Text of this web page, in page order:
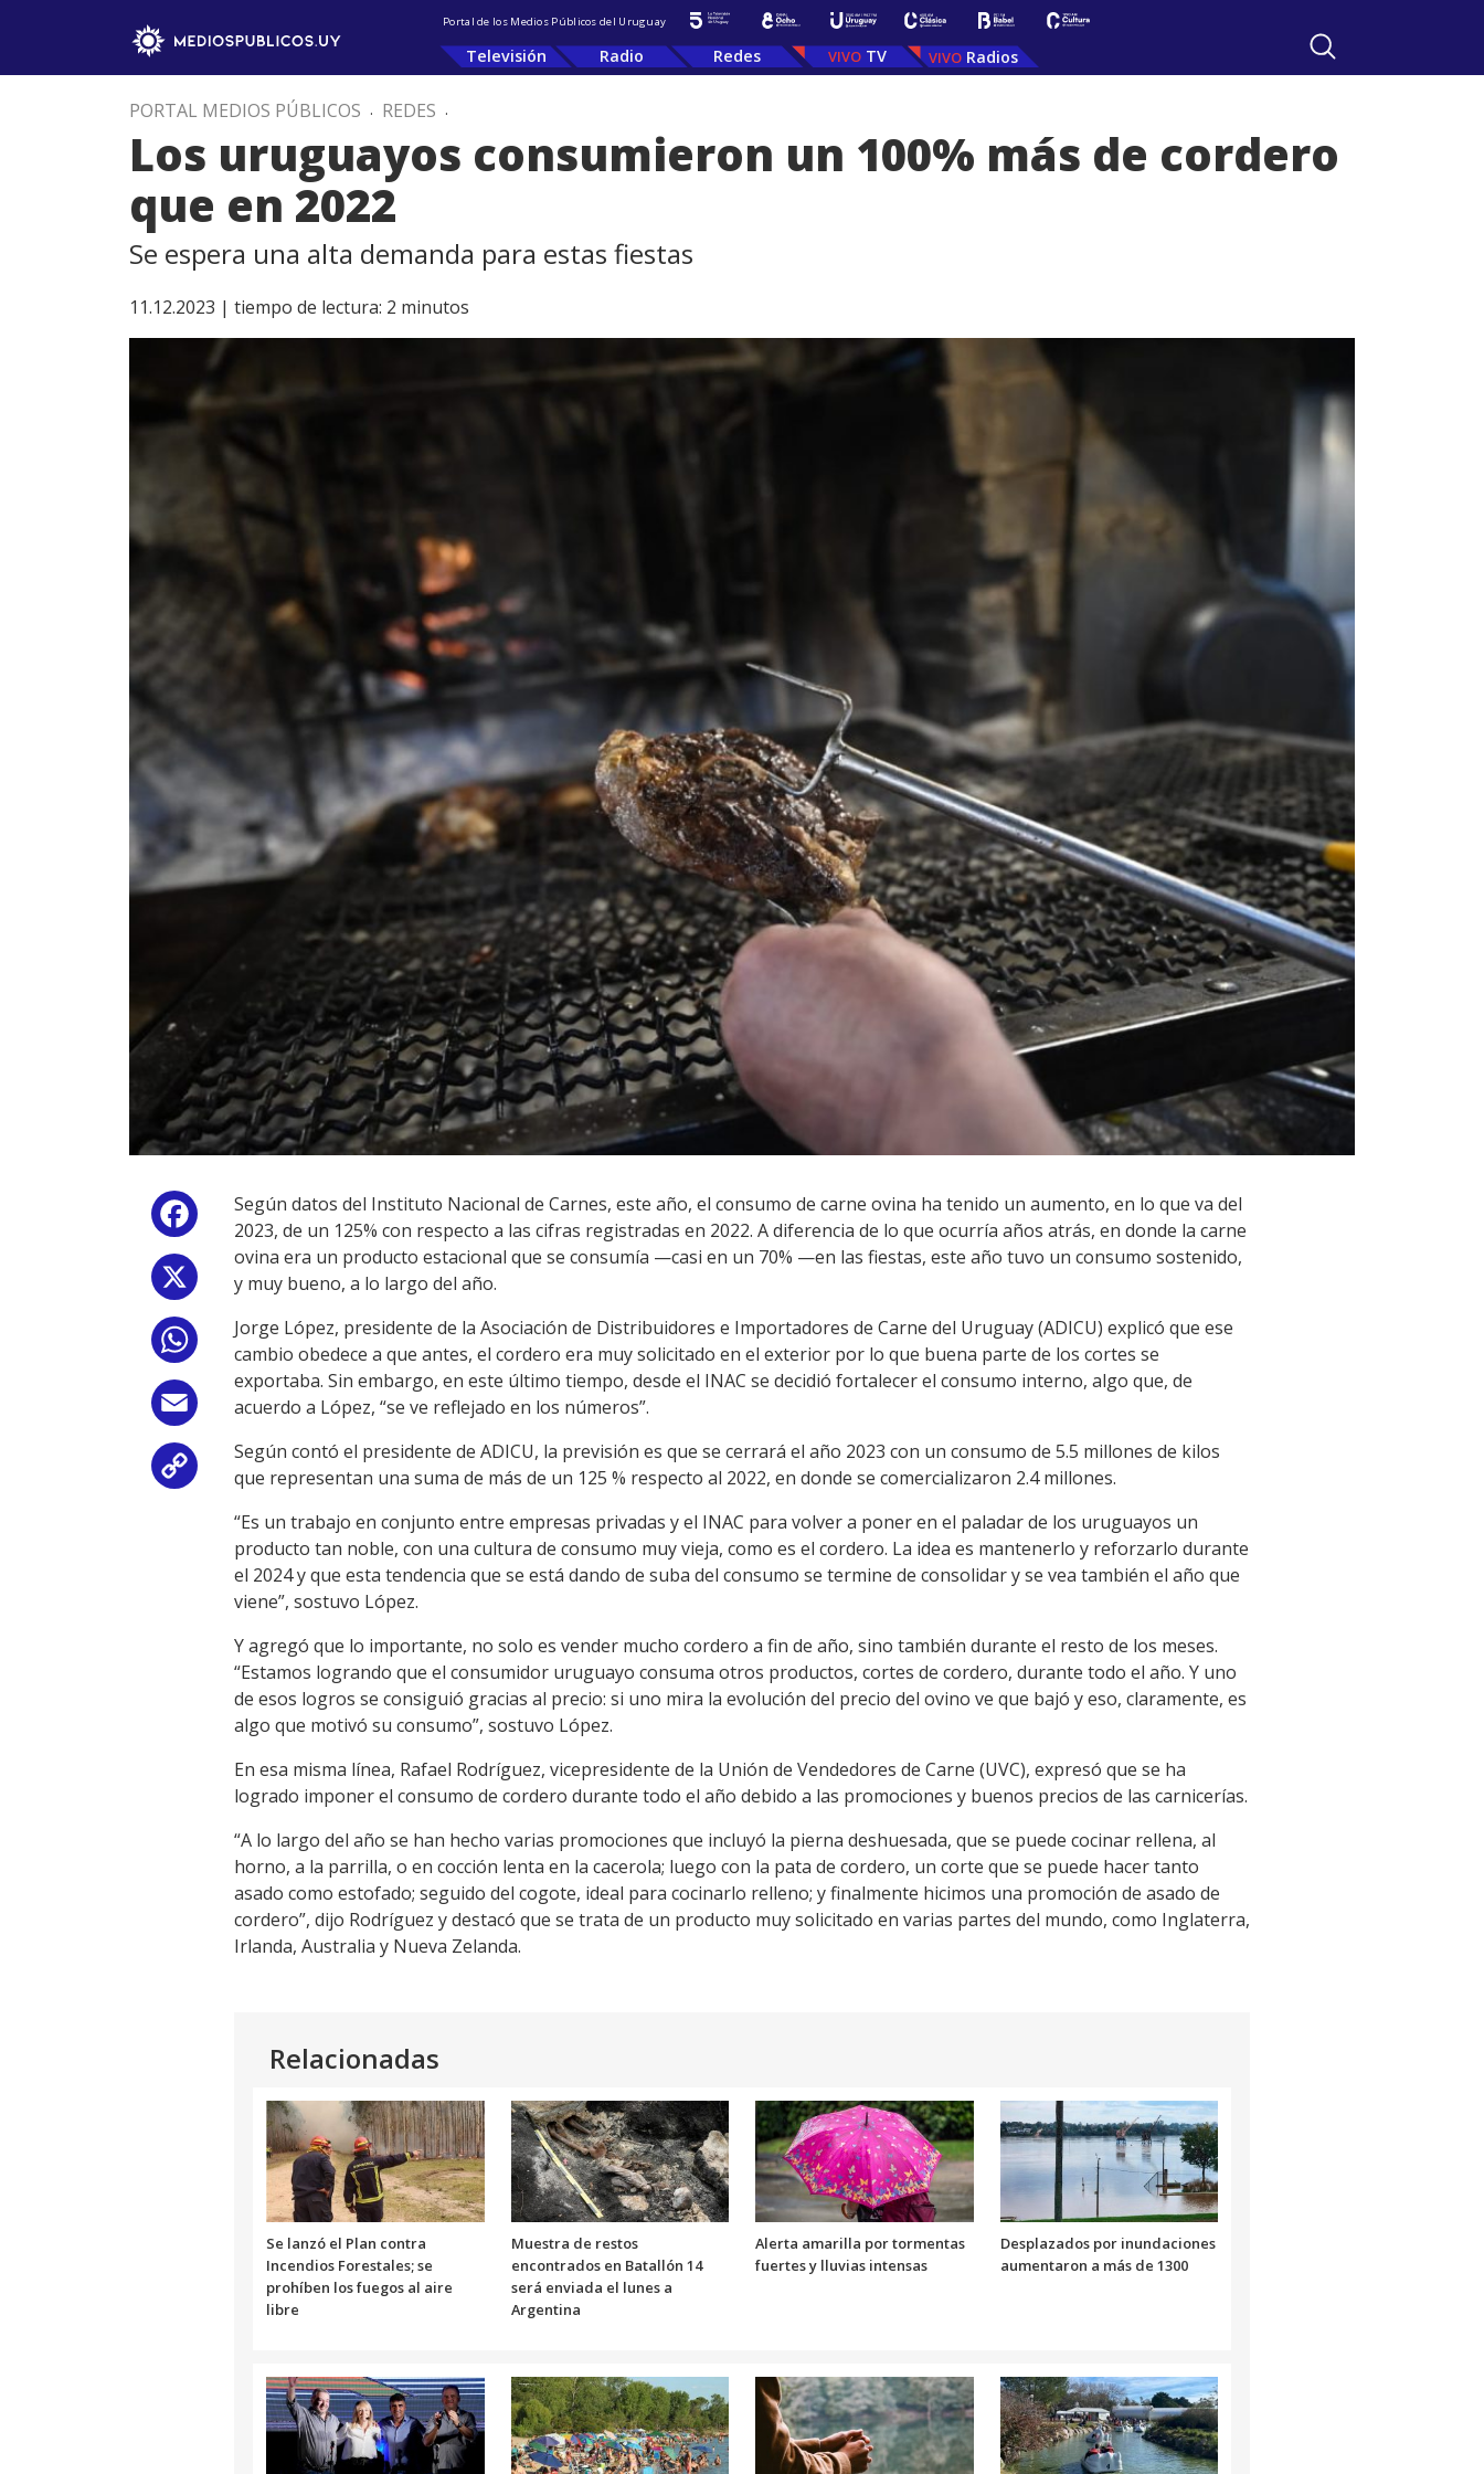
Portal de los Medios Públicos del Uruguay
Televisión Radio Redes TV Radios
PORTAL MEDIOS PÚBLICOS . REDES .
Los uruguayos consumieron un 100% más de cordero
que en 2022
Se espera una alta demanda para estas fiestas
11.12.2023 | tiempo de lectura: 2 minutos
Facebook
WhatsApp
Email
Copy
Link
Según datos del Instituto Nacional de Carnes, este año, el consumo de carne ovina ha tenido un aumento, en lo que va del
2023, de un 125% con respecto a las cifras registradas en 2022. A diferencia de lo que ocurría años atrás, en donde la carne
ovina era un producto estacional que se consumía —casi en un 70% —en las fiestas, este año tuvo un consumo sostenido,
y muy bueno, a lo largo del año.
Jorge López, presidente de la Asociación de Distribuidores e Importadores de Carne del Uruguay (ADICU) explicó que ese
cambio obedece a que antes, el cordero era muy solicitado en el exterior por lo que buena parte de los cortes se
exportaba. Sin embargo, en este último tiempo, desde el INAC se decidió fortalecer el consumo interno, algo que, de
acuerdo a López, “se ve reflejado en los números”.
Según contó el presidente de ADICU, la previsión es que se cerrará el año 2023 con un consumo de 5.5 millones de kilos
que representan una suma de más de un 125 % respecto al 2022, en donde se comercializaron 2.4 millones.
“Es un trabajo en conjunto entre empresas privadas y el INAC para volver a poner en el paladar de los uruguayos un
producto tan noble, con una cultura de consumo muy vieja, como es el cordero. La idea es mantenerlo y reforzarlo durante
el 2024 y que esta tendencia que se está dando de suba del consumo se termine de consolidar y se vea también el año que
viene”, sostuvo López.
Y agregó que lo importante, no solo es vender mucho cordero a fin de año, sino también durante el resto de los meses.
“Estamos logrando que el consumidor uruguayo consuma otros productos, cortes de cordero, durante todo el año. Y uno
de esos logros se consiguió gracias al precio: si uno mira la evolución del precio del ovino ve que bajó y eso, claramente, es
algo que motivó su consumo”, sostuvo López.
En esa misma línea, Rafael Rodríguez, vicepresidente de la Unión de Vendedores de Carne (UVC), expresó que se ha
logrado imponer el consumo de cordero durante todo el año debido a las promociones y buenos precios de las carnicerías.
“A lo largo del año se han hecho varias promociones que incluyó la pierna deshuesada, que se puede cocinar rellena, al
horno, a la parrilla, o en cocción lenta en la cacerola; luego con la pata de cordero, un corte que se puede hacer tanto
asado como estofado; seguido del cogote, ideal para cocinarlo relleno; y finalmente hicimos una promoción de asado de
cordero”, dijo Rodríguez y destacó que se trata de un producto muy solicitado en varias partes del mundo, como Inglaterra,
Irlanda, Australia y Nueva Zelanda.
Relacionadas
Se lanzó el Plan contra
Incendios Forestales; se
prohíben los fuegos al aire
libre
Muestra de restos
encontrados en Batallón 14
será enviada el lunes a
Argentina
Alerta amarilla por tormentas
fuertes y lluvias intensas
Desplazados por inundaciones
aumentaron a más de 1300